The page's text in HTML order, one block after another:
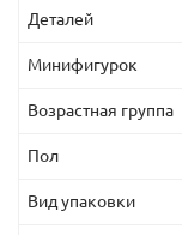
Деталей
Минифигурок
Возрастная группа
Пол
Вид упаковки